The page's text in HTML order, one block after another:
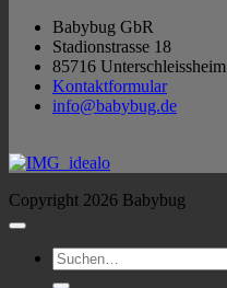
Babybug GbR
Stadionstrasse 18
85716 Unterschleissheim
Kontaktformular
info@babybug.de
Copyright 2026 Babybug
Suchen
nach: